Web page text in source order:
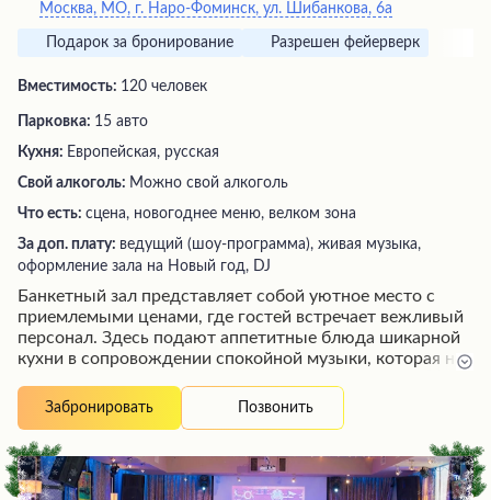
Москва, МО, г. Наро-Фоминск, ул. Шибанкова, 6а
Подарок за бронирование Разрешен фейерверк
Вместимость: 120 человек
Парковка: 15 авто
Кухня: Европейская, русская
Свой алкоголь: Можно свой алкоголь
Что есть: сцена, новогоднее меню, велком зона
За доп. плату: ведущий (шоу-программа), живая музыка,
оформление зала на Новый год, DJ
Банкетный зал представляет собой уютное место с
приемлемыми ценами, где гостей встречает вежливый
персонал. Здесь подают аппетитные блюда шикарной
кухни в сопровождении спокойной музыки, которая не
моментов. Заведение может похвастаться быстрой
подачей больших порций, а также приветливым
обслуживанием, внимательным к потребностям
посетителей, будь то размещение на комфортной
веранде или предоставление пледов по первой
Забронировать Позвонить